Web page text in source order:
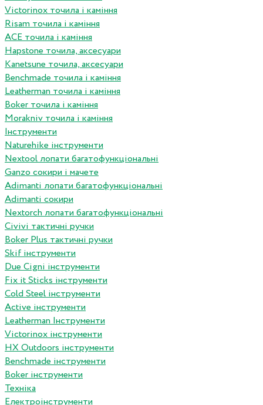
Victorinox точила і каміння
Risam точила і каміння
ACE точила і каміння
Hapstone точила, аксесуари
Kanetsune точила, аксесуари
Benchmade точила і каміння
Leatherman точила і каміння
Boker точила і каміння
Morakniv точила і каміння
Інструменти
Naturehike інструменти
Nextool лопати багатофункціональні
Ganzo сокири і мачете
Adimanti лопати багатофункціональні
Adimanti сокири
Nextorch лопати багатофункціональні
Сivivi тактичні ручки
Boker Plus тактичні ручки
Skif інструменти
Due Cigni інструменти
Fix it Sticks інструменти
Сold Steel інструменти
Active інструменти
Leatherman Інструменти
Victorinox інструменти
HX Outdoors інструменти
Benchmade інструменти
Boker інструменти
Техніка
Електроінструменти